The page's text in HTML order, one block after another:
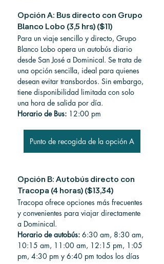
Opción A: Bus directo con Grupo
Blanco Lobo (3,5 hrs) ($11)
Para un viaje sencillo y directo, Grupo
Blanco Lobo opera un autobús diario
desde San José a Dominical. Se trata de
una opción sencilla, ideal para quienes
desean evitar transbordos. Sin embargo,
tiene disponibilidad limitada con solo
una hora de salida por día.
Horario de Bus: 12:00 pm
Punto de recogida de la opción A
Opción B: Autobús directo con
Tracopa (4 horas) ($13,34)
Tracopa ofrece opciones más frecuentes
y convenientes para viajar directamente
a Dominical.
Horario de autobús: 6:30 am, 8:30 am,
10:15 am, 11:00 am, 12:15 pm, 1:05
pm, 4:30 pm y 6:40 pm todos los días